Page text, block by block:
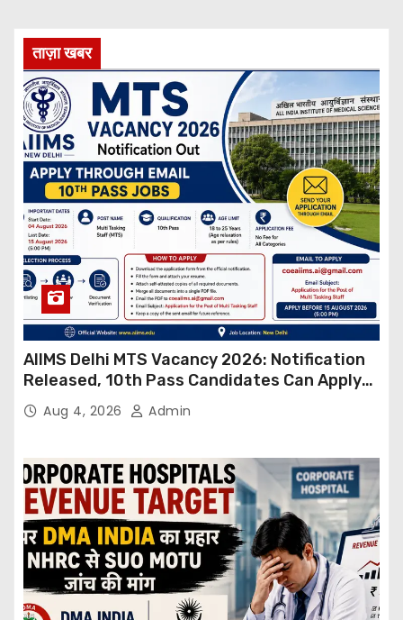
ताज़ा खबर
AIIMS Delhi MTS Vacancy 2026: Notification
Released, 10th Pass Candidates Can Apply
Through Email
Aug 4, 2026 Admin